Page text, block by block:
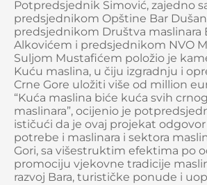
Potpredsjednik Simović, zajedno
predsjednikom Opštine Bar
predsjednikom Društva maslinara
Alkovićem i predsjednikom NVO
Suljom Mustafićem položio je
Kuću maslina, u čiju izgradnju i
Crne Gore uložiti više od million
“Kuća maslina biće kuća svih
maslinara”, ocijenio je
ističući da je ovaj projekat
potrebe i maslinara i sektora
Gori, sa višestruktim efektima po
promociju vjekovne tradicije
razvoj Bara, turističke ponude i